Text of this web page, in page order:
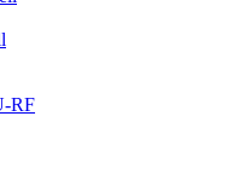
RF